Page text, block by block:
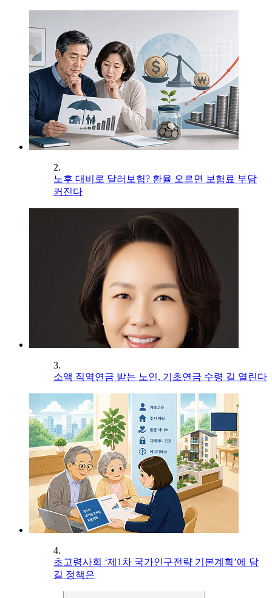
2.
노후 대비로 달러보험? 환율 오르면 보험료 부담
커진다
3.
소액 직역연금 받는 노인, 기초연금 수령 길 열린다
4.
초고령사회 ‘제1차 국가인구전략 기본계획’에 담
길 정책은